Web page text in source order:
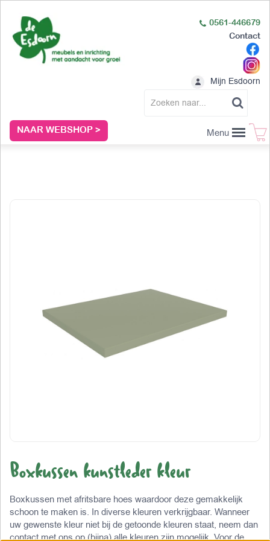
NAAR WEBSHOP >
0561-446679
Contact
Mijn Esdoorn
Menu
Boxkussen kunstleder kleur
Boxkussen met afritsbare hoes waardoor deze gemakkelijk
schoon te maken is. In diverse kleuren verkrijgbaar. Wanneer
uw gewenste kleur niet bij de getoonde kleuren staat, neem dan
contact met ons op (bijna) alle kleuren zijn mogelijk. Voor de